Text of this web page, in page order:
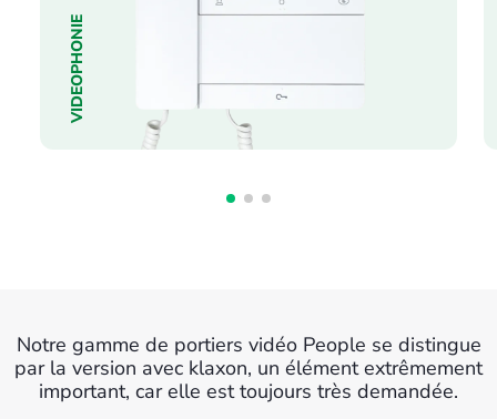
VIDEOPHONIE
Notre gamme de portiers vidéo People se distingue
par la version avec klaxon, un élément extrêmement
important, car elle est toujours très demandée.